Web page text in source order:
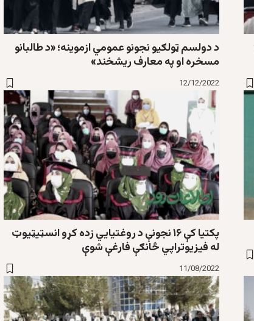
د دولسم ټولګيو نجونو عمومي ازموينه؛ «د طالبانو
مسخره او په معارف ريشخند»
12/12/2022
پکتیا کې ۱۶ نجونې د روغتیایي زده کړو انسټیټیوټ
له فیزیوتراپي څانګې فارغې شوې
11/08/2022